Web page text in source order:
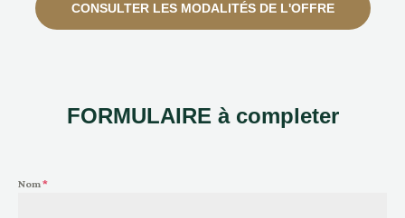
CONSULTER LES MODALITÉS DE L'OFFRE
FORMULAIRE à completer
Nom*